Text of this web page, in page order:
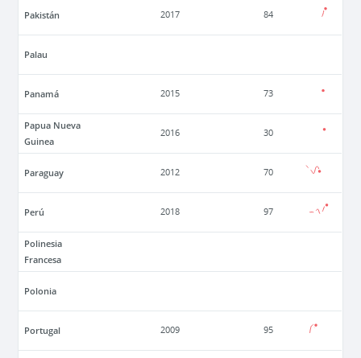
Pakistán 2017 84
Palau
Panamá 2015 73
Papua Nueva
Guinea
2016 30
Paraguay 2012 70
Perú 2018 97
Polinesia
Francesa
Polonia
Portugal 2009 95